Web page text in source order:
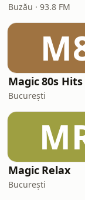
Buzău · 93.8 FM
Magic 80s Hits
București
Magic Relax
București